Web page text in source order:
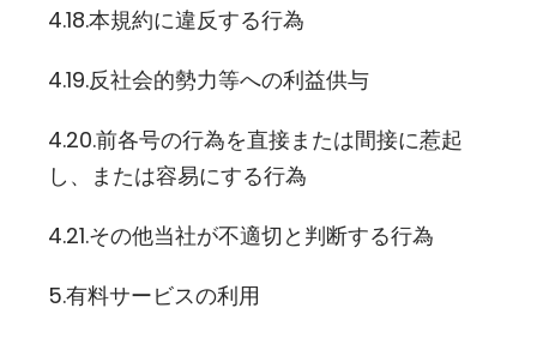
4.18.本規約に違反する行為
4.19.反社会的勢力等への利益供与
4.20.前各号の行為を直接または間接に惹起
し、または容易にする行為
4.21.その他当社が不適切と判断する行為
5.有料サービスの利用